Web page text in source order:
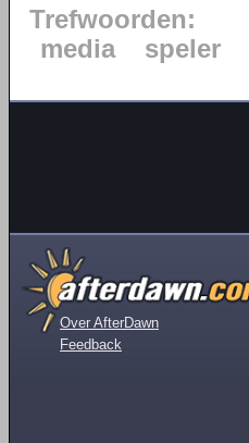
Trefwoorden:
media
speler
Over AfterDawn
Feedback